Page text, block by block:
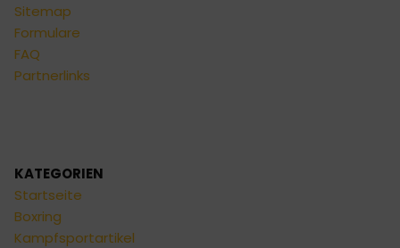
Sitemap
Formulare
FAQ
Partnerlinks
KATEGORIEN
Startseite
Boxring
Kampfsportartikel